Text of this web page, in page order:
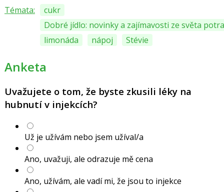
Témata:
cukr
Dobré jídlo: novinky a zajímavosti ze světa
limonáda
nápoj Stévie
Anketa
Uvažujete o tom, že byste zkusili léky na
hubnutí v injekcích?
Už je užívám nebo jsem užíval/a
Ano, uvažuji, ale odrazuje mě cena
Ano, užívám, ale vadí mi, že jsou to injekce